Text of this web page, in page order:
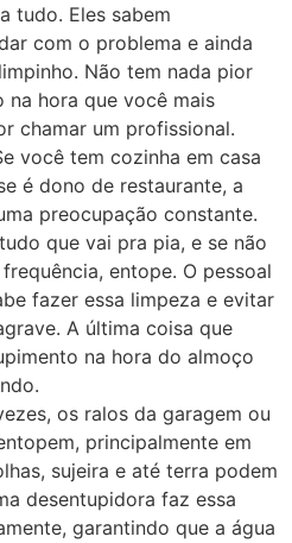
tudo. Eles sabem
com o problema e ainda
Não tem nada pior
na hora que você mais
chamar um profissional.
você tem cozinha em casa
é dono de restaurante, a
preocupação constante.
que vai pra pia, e se não
entope. O pessoal
fazer essa limpeza e evitar
A última coisa que
na hora do almoço
os ralos da garagem ou
principalmente em
sujeira e até terra podem
desentupidora faz essa
garantindo que a água